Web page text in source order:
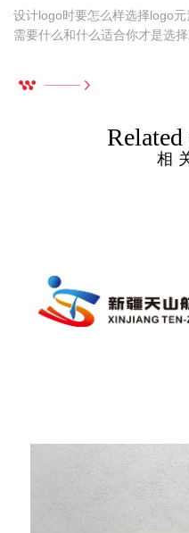
设计logo时要怎么样选择logo
需要什么和什么适合你才是选择
Related
相